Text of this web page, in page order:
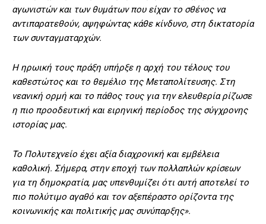
αγωνιστών και των θυμάτων που είχαν το σθένος να
αντιπαρατεθούν, αψηφώντας κάθε κίνδυνο, στη δικτατορία
των συνταγματαρχών.
Η ηρωική τους πράξη υπήρξε η αρχή του τέλους του
καθεστώτος και το θεμέλιο της Μεταπολίτευσης. Στη
νεανική ορμή και το πάθος τους για την ελευθερία ρίζωσε
η πιο προοδευτική και ειρηνική περίοδος της σύγχρονης
ιστορίας μας.
Το Πολυτεχνείο έχει αξία διαχρονική και εμβέλεια
καθολική. Σήμερα, στην εποχή των πολλαπλών κρίσεων
για τη δημοκρατία, μας υπενθυμίζει ότι αυτή αποτελεί το
πιο πολύτιμο αγαθό και τον αξεπέραστο ορίζοντα της
κοινωνικής και πολιτικής μας συνύπαρξης».